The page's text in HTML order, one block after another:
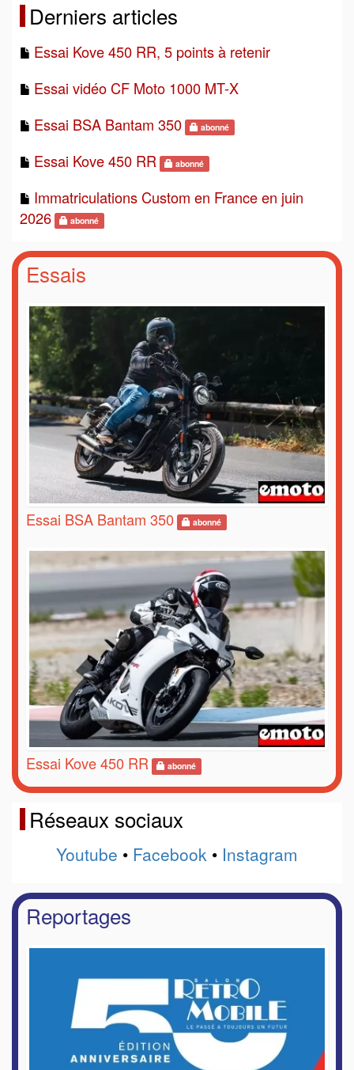
Derniers articles
Essai Kove 450 RR, 5 points à retenir
Essai vidéo CF Moto 1000 MT-X
Essai BSA Bantam 350
abonné
Essai Kove 450 RR abonné
Immatriculations Custom en France en juin
2026
abonné
Essais
Essai BSA Bantam 350 abonné
Essai Kove 450 RR abonné
Réseaux sociaux
Youtube • Facebook • Instagram
Reportages